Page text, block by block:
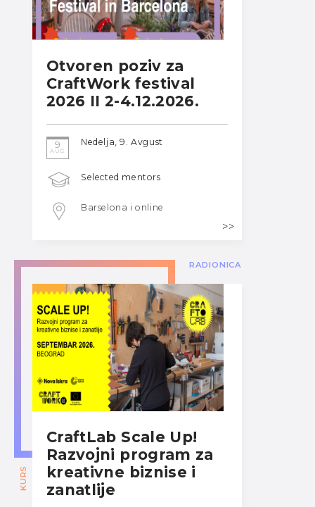
Otvoren poziv za
CraftWork festival
2026 II 2-4.12.2026.
9
AUG
Nedelja, 9. Avgust
Selected mentors
Barselona i online
RADIONICA
KURS
CraftLab Scale Up!
Razvojni program za
kreativne biznise i
zanatlije